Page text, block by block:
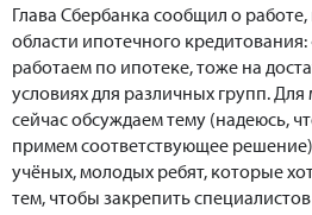
Глава Сбербанка сообщил о
области ипотечного
работаем по ипотеке, тоже на
условиях для различных групп.
сейчас обсуждаем тему (надеюсь,
примем соответствующее
учёных, молодых ребят, которые
тем, чтобы закрепить